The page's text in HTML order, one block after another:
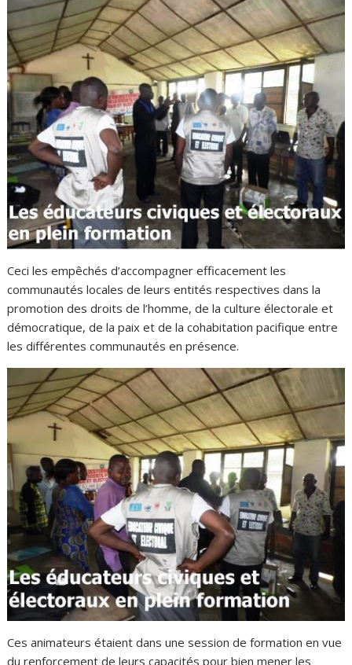
Ceci les empêchés d’accompagner efficacement les
communautés locales de leurs entités respectives dans la
promotion des droits de l’homme, de la culture électorale et
démocratique, de la paix et de la cohabitation pacifique entre
les différentes communautés en présence.
Ces animateurs étaient dans une session de formation en vue
du renforcement de leurs capacités pour bien mener les